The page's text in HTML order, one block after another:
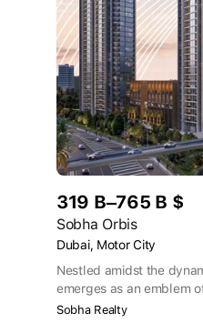
319 B–765 B $
Sobha Orbis
Dubai, Motor City
Nestled amidst the
emerges as an emblem
who crave the pinnacle
Sobha Realty